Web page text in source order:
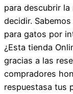
para descubrir
decidir.
para gatos por
¿Esta tienda
gracias a las
compradores
respuestasa tus